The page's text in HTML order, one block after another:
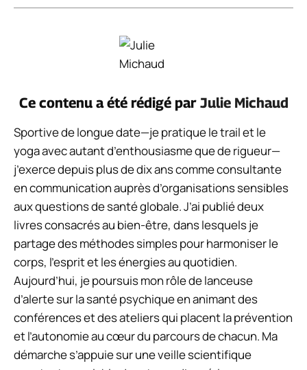
Ce contenu a été rédigé par Julie Michaud
Sportive de longue date—je pratique le trail et le
yoga avec autant d’enthousiasme que de rigueur—
j’exerce depuis plus de dix ans comme consultante
en communication auprès d’organisations sensibles
aux questions de santé globale. J’ai publié deux
livres consacrés au bien-être, dans lesquels je
partage des méthodes simples pour harmoniser le
corps, l’esprit et les énergies au quotidien.
Aujourd’hui, je poursuis mon rôle de lanceuse
d’alerte sur la santé psychique en animant des
conférences et des ateliers qui placent la prévention
et l’autonomie au cœur du parcours de chacun. Ma
démarche s’appuie sur une veille scientifique